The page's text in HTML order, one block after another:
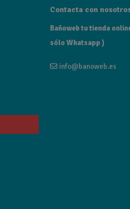
Contacta con
Bañoweb tu tienda
sólo Whatsapp )
info@banoweb.es